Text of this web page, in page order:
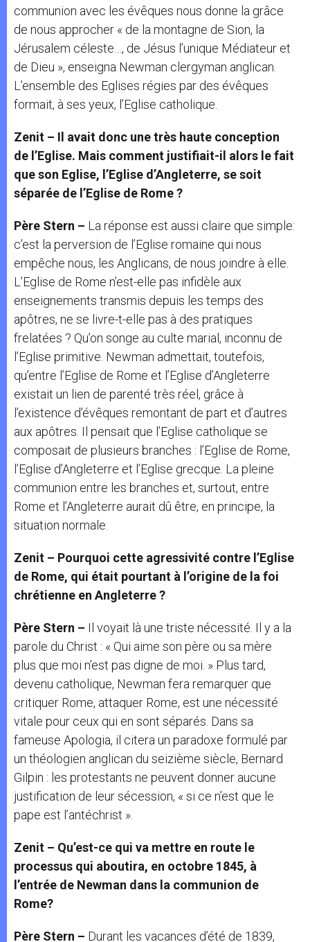
communion avec les évêques nous donne la grâce
de nous approcher « de la montagne de Sion, la
Jérusalem céleste…, de Jésus l’unique Médiateur et
de Dieu », enseigna Newman clergyman anglican.
L’ensemble des Eglises régies par des évêques
formait, à ses yeux, l’Eglise catholique.
Zenit – Il avait donc une très haute conception
de l’Eglise. Mais comment justifiait-il alors le fait
que son Eglise, l’Eglise d’Angleterre, se soit
séparée de l’Eglise de Rome ?
Père Stern – La réponse est aussi claire que simple:
c’est la perversion de l’Eglise romaine qui nous
empêche nous, les Anglicans, de nous joindre à elle.
L’Eglise de Rome n’est-elle pas infidèle aux
enseignements transmis depuis les temps des
apôtres, ne se livre-t-elle pas à des pratiques
frelatées ? Qu’on songe au culte marial, inconnu de
l’Eglise primitive. Newman admettait, toutefois,
qu’entre l’Eglise de Rome et l’Eglise d’Angleterre
existait un lien de parenté très réel, grâce à
l’existence d’évêques remontant de part et d’autres
aux apôtres. Il pensait que l’Eglise catholique se
composait de plusieurs branches : l’Eglise de Rome,
l’Eglise d’Angleterre et l’Eglise grecque. La pleine
communion entre les branches et, surtout, entre
Rome et l’Angleterre aurait dû être, en principe, la
situation normale.
Zenit – Pourquoi cette agressivité contre l’Eglise
de Rome, qui était pourtant à l’origine de la foi
chrétienne en Angleterre ?
Père Stern – Il voyait là une triste nécessité. Il y a la
parole du Christ : « Qui aime son père ou sa mère
plus que moi n’est pas digne de moi. » Plus tard,
devenu catholique, Newman fera remarquer que
critiquer Rome, attaquer Rome, est une nécessité
vitale pour ceux qui en sont séparés. Dans sa
fameuse Apologia, il citera un paradoxe formulé par
un théologien anglican du seizième siècle, Bernard
Gilpin : les protestants ne peuvent donner aucune
justification de leur sécession, « si ce n’est que le
pape est l’antéchrist ».
Zenit – Qu’est-ce qui va mettre en route le
processus qui aboutira, en octobre 1845, à
l’entrée de Newman dans la communion de
Rome?
Père Stern – Durant les vacances d’été de 1839,